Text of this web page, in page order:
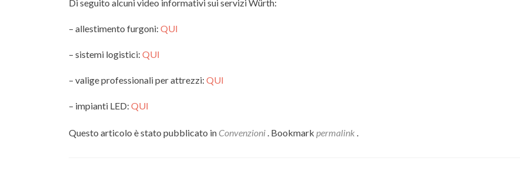
Di seguito alcuni video informativi sui servizi Würth:
– allestimento furgoni: QUI
– sistemi logistici: QUI
– valige professionali per attrezzi: QUI
– impianti LED: QUI
Questo articolo è stato pubblicato in Convenzioni . Bookmark permalink .